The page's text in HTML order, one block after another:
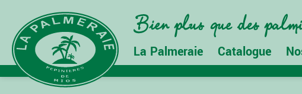
La Palmeraie Catalogue